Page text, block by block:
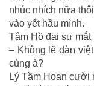
nhúc nhích nữa
vào yết hầu mình.
Tâm Hồ đại sư
– Không lẽ đàn
cùng à?
Lý Tầm Hoan cười